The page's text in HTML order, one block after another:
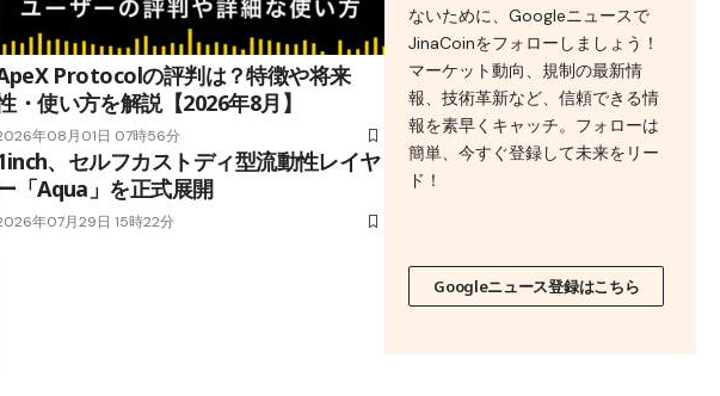
Protocolの評判は？特徴や将来
・使い方を解説【2026年8月】
年08月01日 07時56分
、セルフカストディ型流動性レイヤ
「Aqua」を正式展開
年07月29日 15時22分
ないために、Googleニュースで
JinaCoinをフォローしましょう！
マーケット動向、規制の最新情
報、技術革新など、信頼できる情
報を素早くキャッチ。フォローは
簡単、今すぐ登録して未来をリー
ド！
Googleニュース登録はこちら